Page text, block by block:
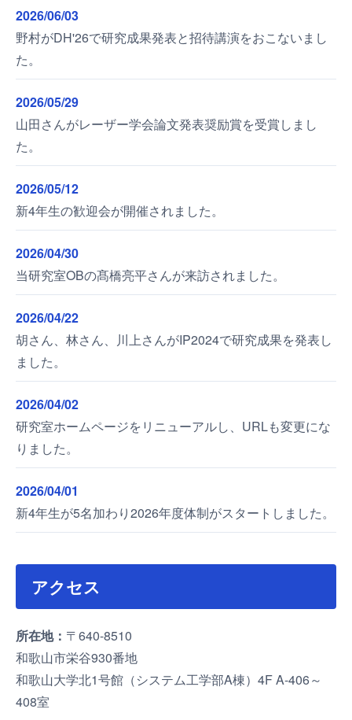
2026/06/03
野村がDH'26で研究成果発表と招待講演をおこないまし
た。
2026/05/29
山田さんがレーザー学会論文発表奨励賞を受賞しまし
た。
2026/05/12
新4年生の歓迎会が開催されました。
2026/04/30
当研究室OBの髙橋亮平さんが来訪されました。
2026/04/22
胡さん、林さん、川上さんがIP2024で研究成果を発表し
ました。
2026/04/02
研究室ホームページをリニューアルし、URLも変更にな
りました。
2026/04/01
新4年生が5名加わり2026年度体制がスタートしました。
アクセス
所在地： 〒640-8510
和歌山市栄谷930番地
和歌山大学北1号館（システム工学部A棟）4F A-406～
408室